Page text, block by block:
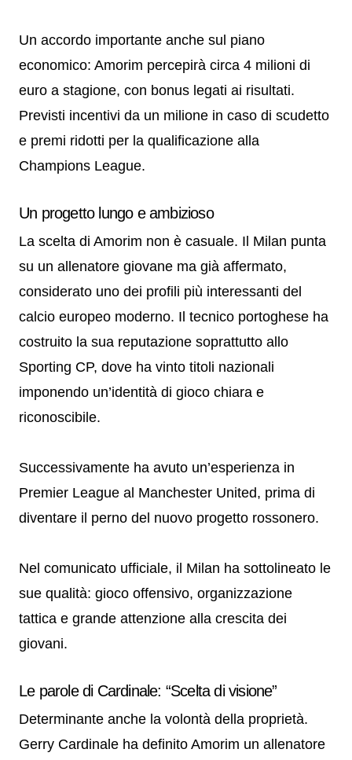
Un accordo importante anche sul piano
economico: Amorim percepirà circa 4 milioni di
euro a stagione, con bonus legati ai risultati.
Previsti incentivi da un milione in caso di scudetto
e premi ridotti per la qualificazione alla
Champions League.
Un progetto lungo e ambizioso
La scelta di Amorim non è casuale. Il Milan punta
su un allenatore giovane ma già affermato,
considerato uno dei profili più interessanti del
calcio europeo moderno. Il tecnico portoghese ha
costruito la sua reputazione soprattutto allo
Sporting CP, dove ha vinto titoli nazionali
imponendo un’identità di gioco chiara e
riconoscibile.
Successivamente ha avuto un’esperienza in
Premier League al Manchester United, prima di
diventare il perno del nuovo progetto rossonero.
Nel comunicato ufficiale, il Milan ha sottolineato le
sue qualità: gioco offensivo, organizzazione
tattica e grande attenzione alla crescita dei
giovani.
Le parole di Cardinale: “Scelta di visione”
Determinante anche la volontà della proprietà.
Gerry Cardinale ha definito Amorim un allenatore